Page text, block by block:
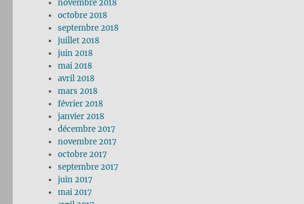
novembre 2018
octobre 2018
septembre 2018
juillet 2018
juin 2018
mai 2018
avril 2018
mars 2018
février 2018
janvier 2018
décembre 2017
novembre 2017
octobre 2017
septembre 2017
juin 2017
mai 2017